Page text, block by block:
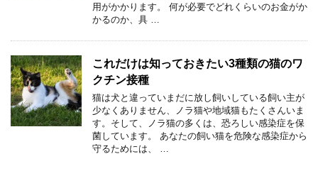
用がかかります。 何が必要でどれくらいのお金がか
かるのか、具 …
これだけは知っておきたい3種類の猫のワ
クチン接種
猫は犬と違っていまだに放し飼いしている飼い主が
少なくありません、ノラ猫や地域猫もたくさんいま
す。そして、ノラ猫の多くは、恐ろしい感染症を保
菌しています。 あなたの飼い猫を危険な感染症から
守るためには、 …